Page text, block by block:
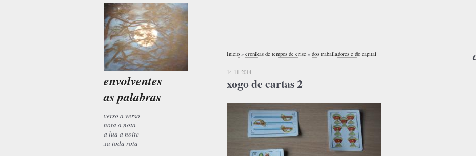
envolventes
as palabras
verso a verso
nota a nota
a lua a noite
xa toda rota
Inicio » cronikas de tempos de crise » dos traballadores e do capital
14-11-2014
xogo de cartas 2